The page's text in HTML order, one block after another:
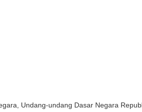
Undang-undang Dasar Negara